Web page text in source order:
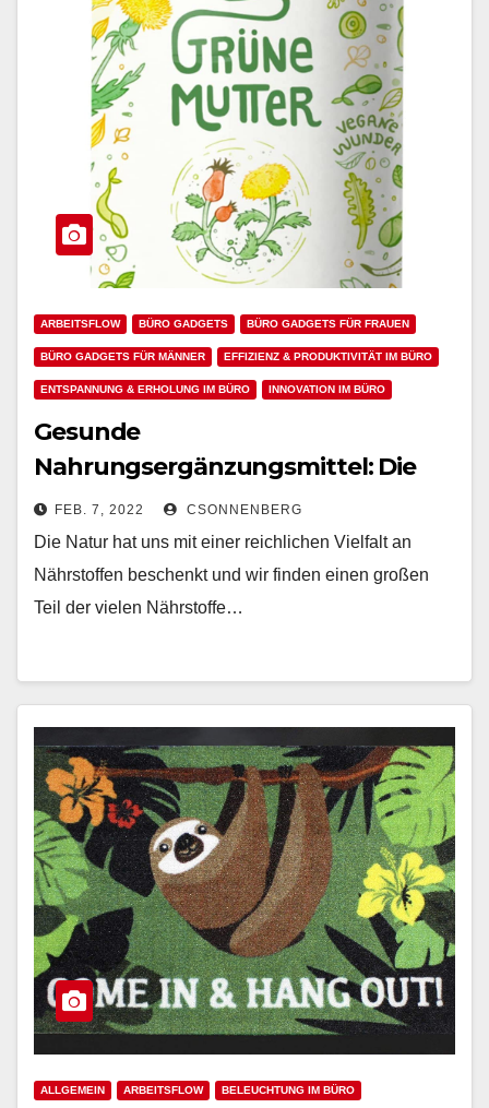
ARBEITSFLOW BÜRO GADGETS BÜRO GADGETS FÜR FRAUEN
BÜRO GADGETS FÜR MÄNNER EFFIZIENZ & PRODUKTIVITÄT IM BÜRO
ENTSPANNUNG & ERHOLUNG IM BÜRO INNOVATION IM BÜRO
Gesunde
Nahrungsergänzungsmittel: Die
grüne Mutter mit vielen, gesunden
Nährstoffen & Inhaltsstoffen
FEB. 7, 2022 CSONNENBERG
Die Natur hat uns mit einer reichlichen Vielfalt an
Nährstoffen beschenkt und wir finden einen großen
Teil der vielen Nährstoffe…
ALLGEMEIN ARBEITSFLOW BELEUCHTUNG IM BÜRO